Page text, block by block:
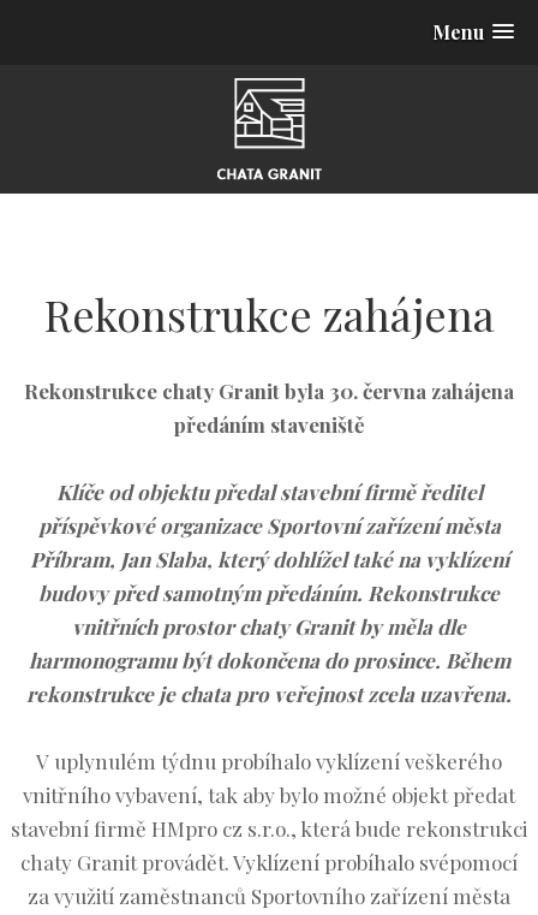
Menu
Rekonstrukce zahájena
Rekonstrukce chaty Granit byla 30. června zahájena
předáním staveniště
Klíče od objektu předal stavební firmě ředitel
příspěvkové organizace Sportovní zařízení města
Příbram, Jan Slaba, který dohlížel také na vyklízení
budovy před samotným předáním. Rekonstrukce
vnitřních prostor chaty Granit by měla dle
harmonogramu být dokončena do prosince. Během
rekonstrukce je chata pro veřejnost zcela uzavřena.
V uplynulém týdnu probíhalo vyklízení veškerého
vnitřního vybavení, tak aby bylo možné objekt předat
stavební firmě HMpro cz s.r.o., která bude rekonstrukci
chaty Granit provádět. Vyklízení probíhalo svépomocí
za využití zaměstnanců Sportovního zařízení města